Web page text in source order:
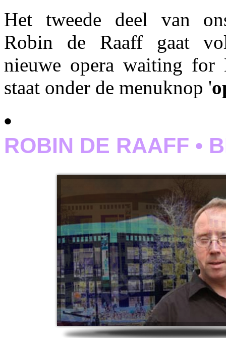
Het tweede deel van
Robin de Raaff gaat
nieuwe opera waiting for
staat onder de menuknop '
•
ROBIN DE RAAFF •